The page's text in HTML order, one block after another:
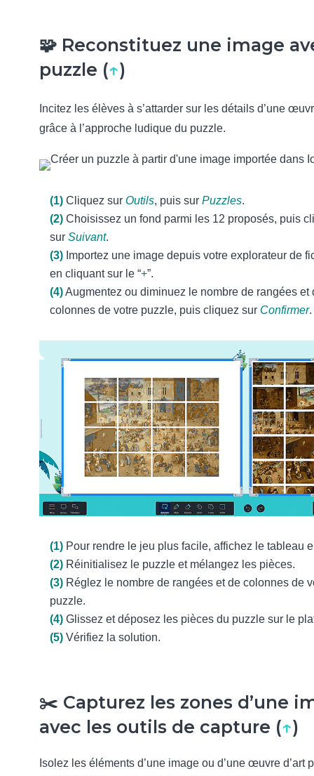
🧩 Reconstituez une image
puzzle (↑)
Incitez les élèves à s’attarder sur les détails d’une
grâce à l’approche ludique du puzzle.
(1) Cliquez sur Outils, puis sur Puzzles.
(2) Choisissez un fond parmi les 12 proposés, puis
sur Suivant.
(3) Importez une image depuis votre explorateur de
en cliquant sur le “+”.
(4)Augmentez ou diminuez le nombre de rangées et
colonnes de votre puzzle, puis cliquez sur Confirmer.
(1) Pour rendre le jeu plus facile, affichez le tableau
(2) Réinitialisez le puzzle et mélangez les pièces.
(3) Réglez le nombre de rangées et de colonnes de
puzzle.
(4) Glissez et déposez les pièces du puzzle sur le
(5) Vérifiez la solution.
✂️ Capturez les zones d’une
avec les outils de capture (↑)
Isolez les éléments d’une image ou d’une œuvre d’art